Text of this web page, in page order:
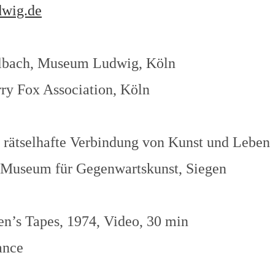
Museum Ludwig, Köln
Fox Association, Köln
Verbindung von Kunst und Leben
für Gegenwartskunst, Siegen
Tapes, 1974, Video, 30 min